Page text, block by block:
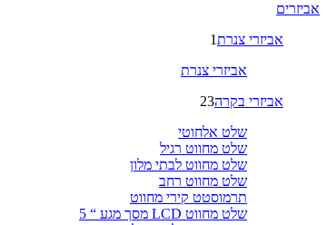
אביזרים
אביזרי צנרת1
אביזרי צנרת
אביזרי בקרה23
שלט אלחוטי
שלט מחווט רגיל
שלט מחווט לבתי מלון
שלט מחווט רחב
תרמוסטט קירי מחווט
שלט מחווט LCD מסך מגע “ 5